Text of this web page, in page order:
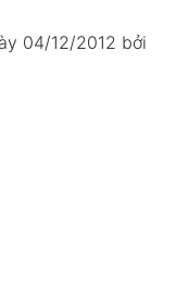
04/12/2012 bởi